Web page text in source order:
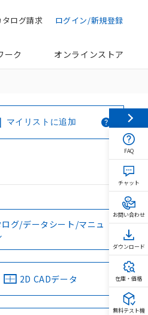
ログイン/新規登録
タログ請求
ーク オンラインストア
マイリストに追加
ログ/データシート/マニュ
2D CADデータ
FAQ
チャット
お問い合わせ
ダウンロード
在庫・価格
無料テスト機